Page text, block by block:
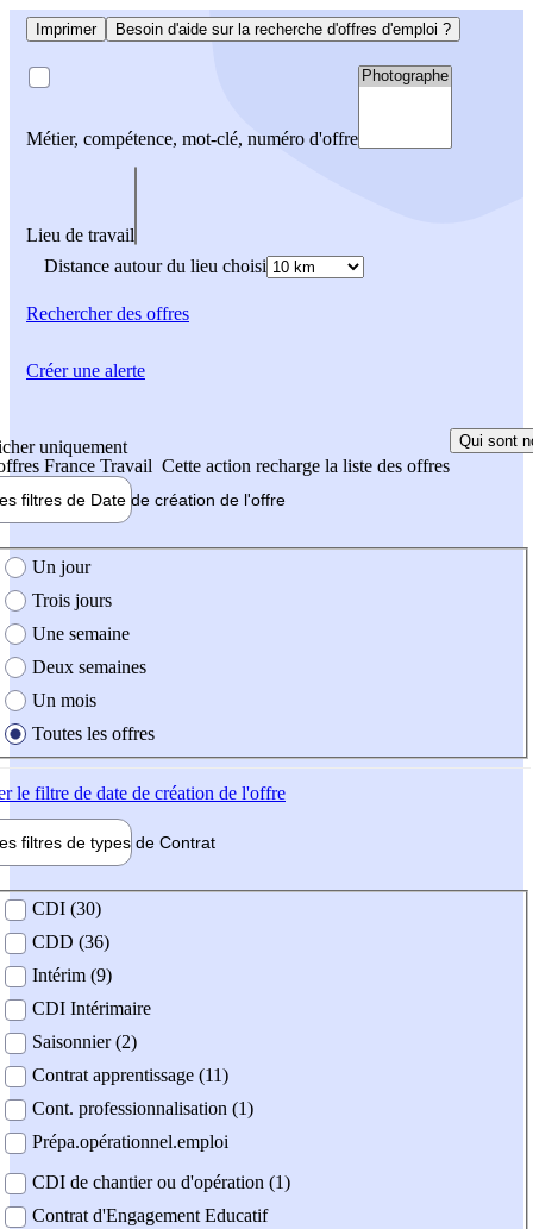
Imprimer Besoin d'aide sur la recherche d'offres d'emploi ?
Métier, compétence, mot-clé, numéro d'offre
Lieu de travail
Distance autour du lieu choisi
Rechercherdes offres
uniquement
France Travail Cette action recharge la liste des offres
Qui sont
filtres de Date de création de l'offre
création de l'offre
Un jour
Trois jours
Une semaine
Deux semaines
Un mois
Toutes les offres
le filtre de date de création de l'offre
filtres de types de Contrat
contrat
CDI (30)
CDD (36)
Intérim (9)
CDI Intérimaire
Saisonnier (2)
Contrat apprentissage (11)
Cont. professionnalisation (1)
Prépa.opérationnel.emploi
CDI de chantier ou d'opération (1)
Contrat d'Engagement Educatif
Créer une alerte